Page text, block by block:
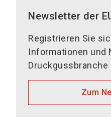
Newsletter der
Registrieren Sie
Informationen und
Zum